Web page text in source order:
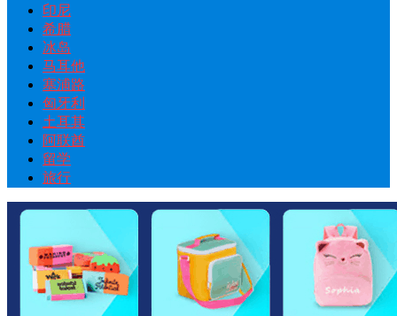
印尼
希腊
冰岛
马耳他
塞浦路
匈牙利
土耳其
阿联酋
留学
旅行